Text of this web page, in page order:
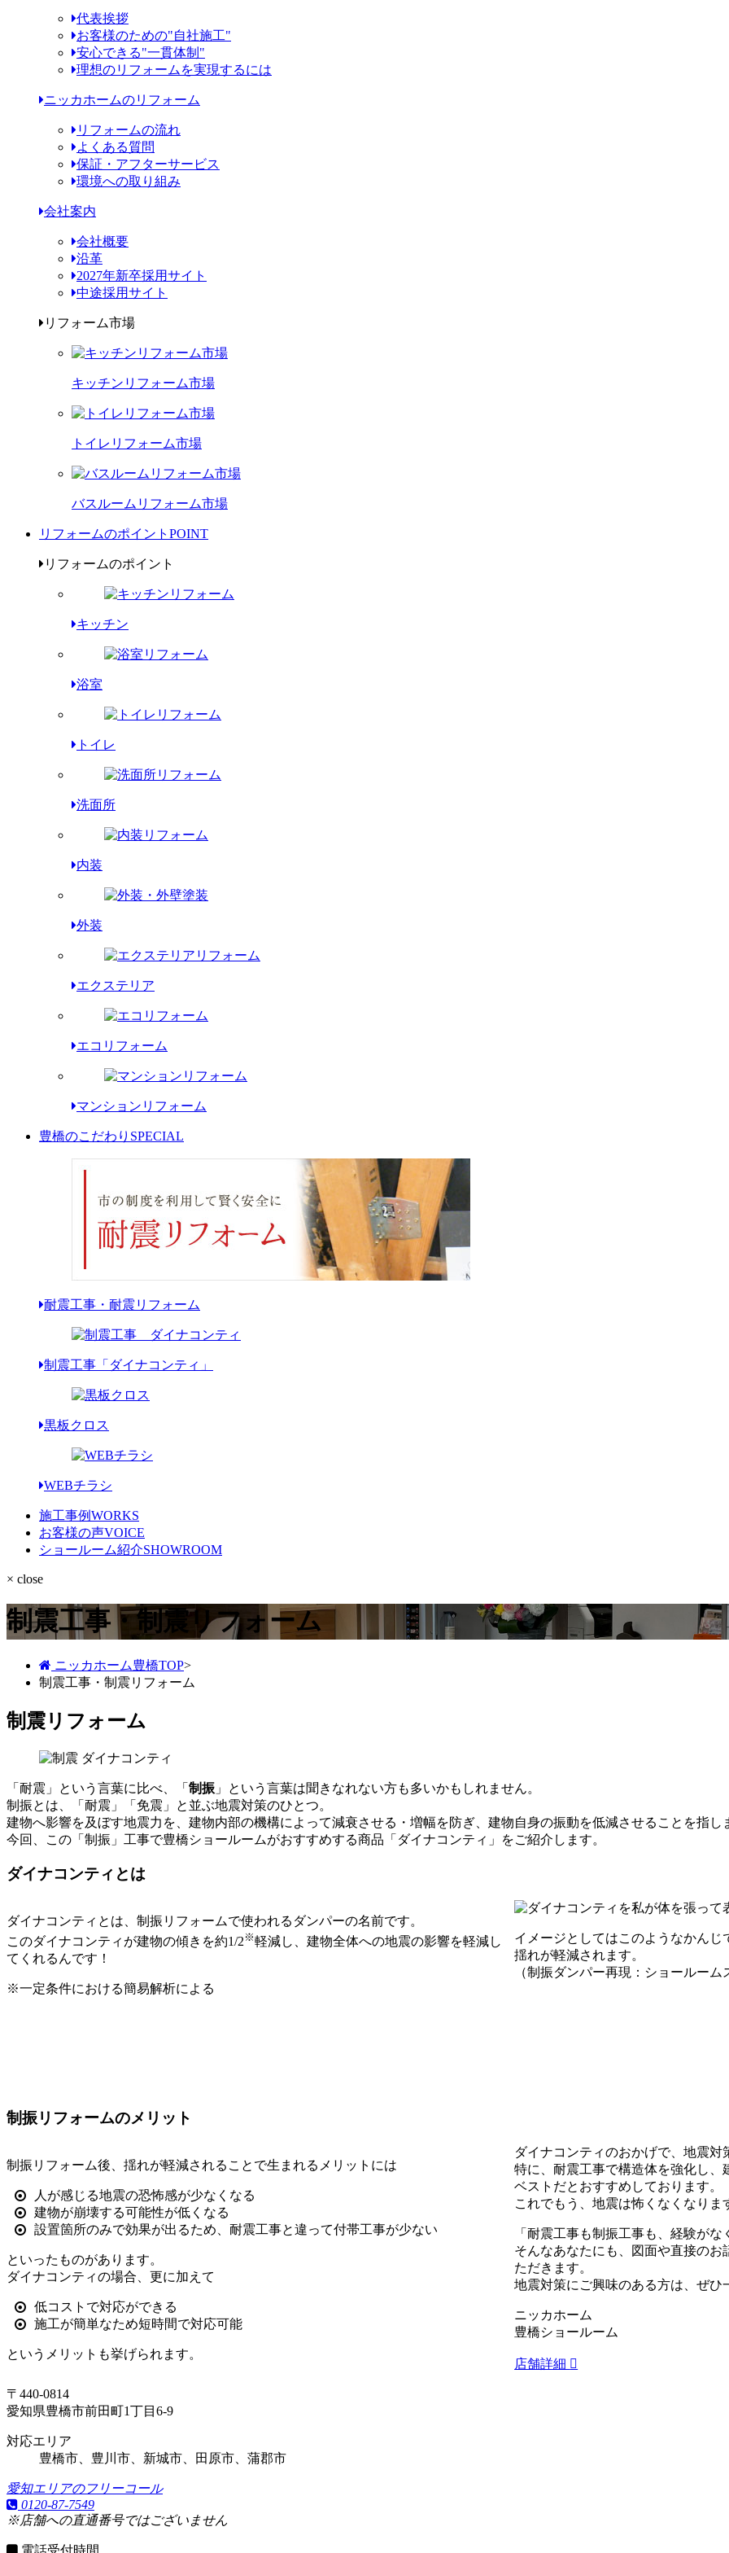
代表挨拶
お客様のための"自社施工"
安心できる"一貫体制"
理想のリフォームを実現するには
ニッカホームのリフォーム
リフォームの流れ
よくある質問
保証・アフターサービス
環境への取り組み
会社案内
会社概要
沿革
2027年新卒採用サイト
中途採用サイト
リフォーム市場
キッチンリフォーム市場
トイレリフォーム市場
バスルームリフォーム市場
リフォームのポイント POINT
リフォームのポイント
キッチン
浴室
トイレ
洗面所
内装
外装
エクステリア
エコリフォーム
マンションリフォーム
豊橋のこだわり SPECIAL
耐震工事・耐震リフォーム
制震工事「ダイナコンティ」
黒板クロス
WEBチラシ
施工事例WORKS
お客様の声VOICE
ショールーム紹介SHOWROOM
× close
制震工事・制震リフォーム
ニッカホーム豊橋TOP>
制震工事・制震リフォーム
制震リフォーム
「耐震」という言葉に比べ、「 制振 」という言葉は聞きなれない方も多いかもしれません。
制振とは、「耐震」「免震」と並ぶ地震対策のひとつ。
建物へ影響を及ぼす地震力を、建物内部の機構によって減衰させる・増幅を防ぎ、建物自身の振動を低減させることを指し
今回、この「制振」工事で豊橋ショールームがおすすめする商品「ダイナコンティ」をご紹介します。
ダイナコンティとは
ダイナコンティとは、制振リフォームで使われるダンパーの名前です。
このダイナコンティが建物の傾きを約1/2※軽減し、建物全体への地震の影響を軽減し
てくれるんです！
※一定条件における簡易解析による
イメージとしてはこのようなかん
揺れが軽減されます。
（制振ダンパー再現：ショールーム
制振リフォームのメリット
制振リフォーム後、揺れが軽減されることで生まれるメリットには
人が感じる地震の恐怖感が少なくなる
建物が崩壊する可能性が低くなる
設置箇所のみで効果が出るため、耐震工事と違って付帯工事が少ない
といったものがあります。
ダイナコンティの場合、更に加えて
低コストで対応ができる
施工が簡単なため短時間で対応可能
というメリットも挙げられます。
ダイナコンティのおかげで、地震
特に、耐震工事で構造体を強化し
ベストだとおすすめしております。
これでもう、地震は怖くなくなりま
「耐震工事も制振工事も、経験が
そんなあなたにも、図面や直接の
ただきます。
地震対策にご興味のある方は、ぜ
ニッカホーム
豊橋ショールーム
店舗詳細
〒440-0814
愛知県豊橋市前田町1丁目6-9
対応エリア
豊橋市、豊川市、新城市、田原市、蒲郡市
愛知エリアのフリーコール
0120-87-7549
※店舗への直通番号ではございません
電話受付時間